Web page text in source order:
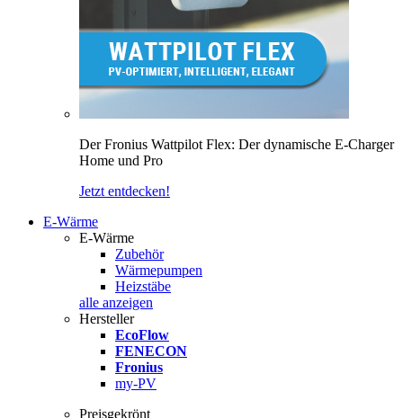
Der Fronius Wattpilot Flex: Der dynamische E-Charger
Home und Pro
Jetzt entdecken!
E-Wärme
E-Wärme
Zubehör
Wärmepumpen
Heizstäbe
alle anzeigen
Hersteller
EcoFlow
FENECON
Fronius
my-PV
Preisgekrönt